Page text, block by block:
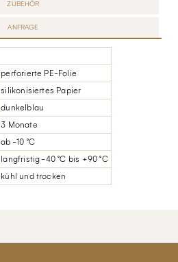
ZUBEHÖR
ANFRAGE
perforierte PE-Folie
silikonisiertes Papier
dunkelblau
3 Monate
ab -10 °C
langfristig -40 °C bis +90 °C
kühl und trocken